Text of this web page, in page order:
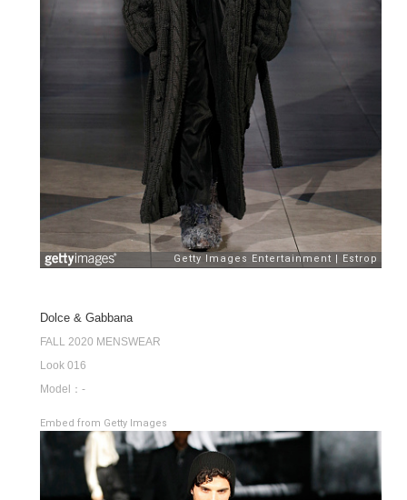
Dolce & Gabbana
FALL 2020 MENSWEAR
Look 016
Model：-
Embed from Getty Images